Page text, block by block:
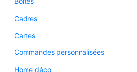
Cadres
Cartes
Commandes personnalisées
Home déco